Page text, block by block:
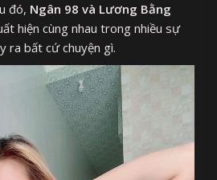
đó, Ngân 98 và Lương Bằng
hiện cùng nhau trong nhiều sự
ra bất cứ chuyện gì.